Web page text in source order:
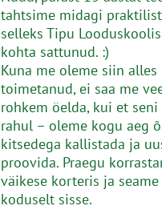
tahtsime midagi
selleks Tipu
kohta sattunud. :)
Kuna me oleme siin alles
toimetanud, ei saa me
rohkem öelda, kui et seni
rahul – oleme kogu aeg
kitsedega kallistada ja
proovida. Praegu
väikese korteris ja
koduselt sisse.